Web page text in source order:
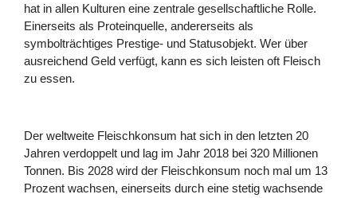
hat in allen Kulturen eine zentrale gesellschaftliche Rolle.
Einerseits als Proteinquelle, andererseits als
symbolträchtiges Prestige- und Statusobjekt. Wer über
ausreichend Geld verfügt, kann es sich leisten oft Fleisch
zu essen.
Der weltweite Fleischkonsum hat sich in den letzten 20
Jahren verdoppelt und lag im Jahr 2018 bei 320 Millionen
Tonnen. Bis 2028 wird der Fleischkonsum noch mal um 13
Prozent wachsen, einerseits durch eine stetig wachsende